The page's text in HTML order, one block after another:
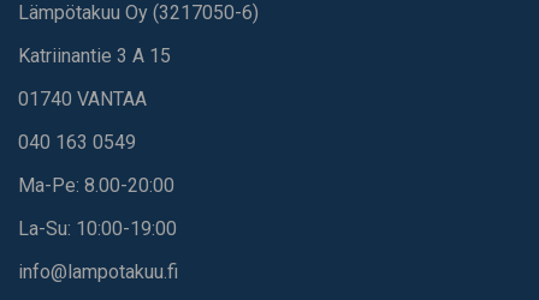
Lämpötakuu Oy (3217050-6)
Katriinantie 3 A 15
01740 VANTAA
040 163 0549
Ma-Pe: 8.00-20:00
La-Su: 10:00-19:00
info@lampotakuu.fi